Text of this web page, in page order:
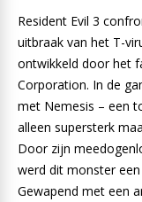
Resident Evil 3
uitbraak van het T-
ontwikkeld door het
Corporation. In de
met Nemesis – een
alleen supersterk
Door zijn
werd dit monster een
Gewapend met een